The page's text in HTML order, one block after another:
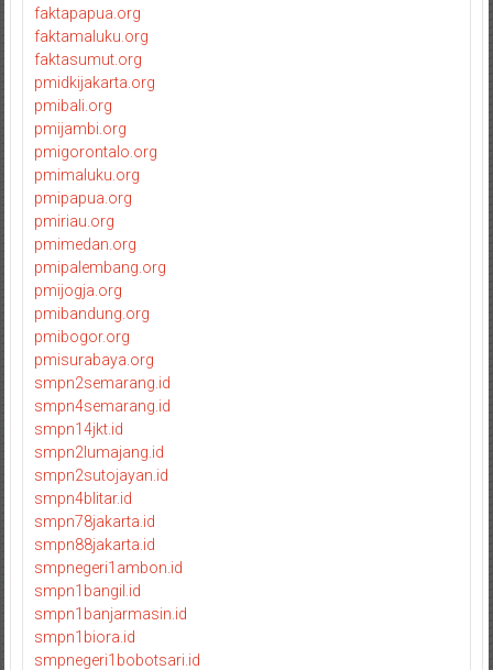
faktapapua.org
faktamaluku.org
faktasumut.org
pmidkijakarta.org
pmibali.org
pmijambi.org
pmigorontalo.org
pmimaluku.org
pmipapua.org
pmiriau.org
pmimedan.org
pmipalembang.org
pmijogja.org
pmibandung.org
pmibogor.org
pmisurabaya.org
smpn2semarang.id
smpn4semarang.id
smpn14jkt.id
smpn2lumajang.id
smpn2sutojayan.id
smpn4blitar.id
smpn78jakarta.id
smpn88jakarta.id
smpnegeri1ambon.id
smpn1bangil.id
smpn1banjarmasin.id
smpn1biora.id
smpnegeri1bobotsari.id